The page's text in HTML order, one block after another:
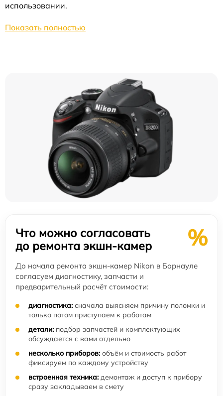
использовании.
Показать полностью
Что можно согласовать
до ремонта экшн-камер
%
До начала ремонта экшн-камер Nikon в Барнауле
согласуем диагностику, запчасти и
предварительный расчёт стоимости:
диагностика: сначала выясняем причину поломки и
только потом приступаем к работам
детали: подбор запчастей и комплектующих
обсуждается с вами отдельно
несколько приборов: объём и стоимость работ
фиксируем по каждому устройству
встроенная техника: демонтаж и доступ к прибору
сразу закладываем в смету